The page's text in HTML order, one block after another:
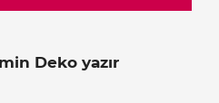
Deko yazır